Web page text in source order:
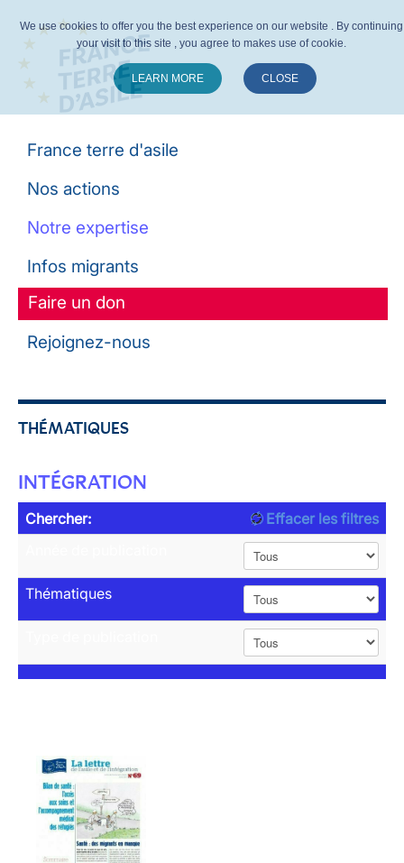
France terre d'asile
Nos actions
Notre expertise
Infos migrants
Faire un don
Rejoignez-nous
THÉMATIQUES
INTÉGRATION
Chercher:
Effacer les filtres
Thématiques
We use cookies to offer you the best experience on our website . By continuing
your visit to this site , you agree to makes use of cookie.
LEARN MORE CLOSE